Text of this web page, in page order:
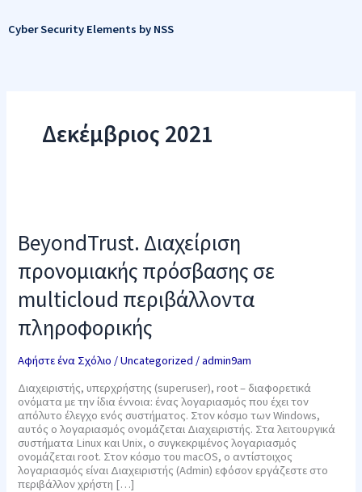
Cyber Security Elements by NSS
Δεκέμβριος 2021
BeyondTrust. Διαχείριση
προνομιακής πρόσβασης σε
multicloud περιβάλλοντα
πληροφορικής
Αφήστε ένα Σχόλιο /Uncategorized /admin9am
Διαχειριστής, υπερχρήστης (superuser), root – διαφορετικά
ονόματα με την ίδια έννοια: ένας λογαριασμός που έχει τον
απόλυτο έλεγχο ενός συστήματος. Στον κόσμο των Windows,
αυτός ο λογαριασμός ονομάζεται Διαχειριστής. Στα λειτουργικά
συστήματα Linux και Unix, ο συγκεκριμένος λογαριασμός
ονομάζεται root. Στον κόσμο του macOS, ο αντίστοιχος
λογαριασμός είναι Διαχειριστής (Admin) εφόσον εργάζεστε στο
περιβάλλον χρήστη […]
πρόσβασης
multicloud
περιβάλλοντα
πληροφορικής